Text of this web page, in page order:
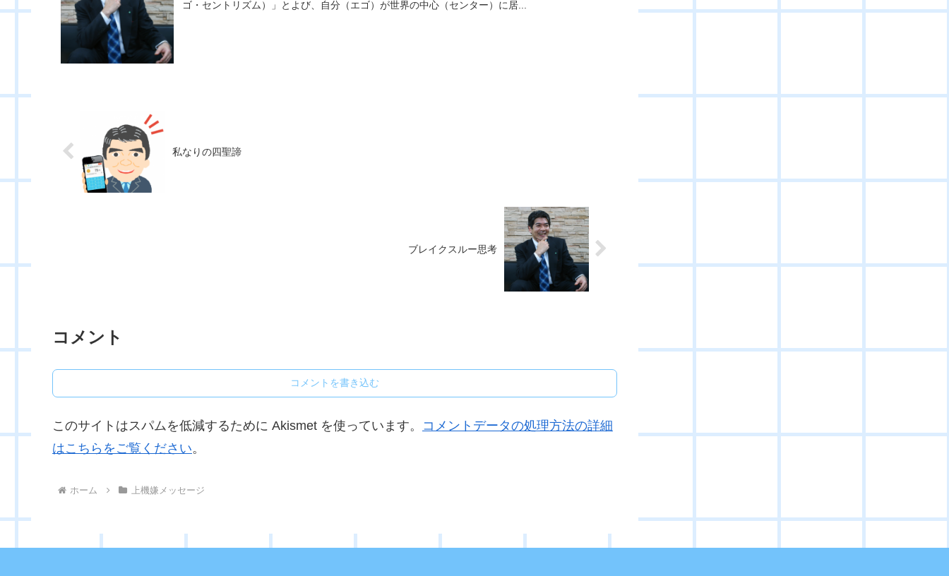
ゴ・セントリズム）」とよび、自分（エゴ）が世界の中心（センター）に居...
私なりの四聖諦
ブレイクスルー思考
コメント
コメントを書き込む
このサイトはスパムを低減するために Akismet を使っています。 コメントデータの処理方法の詳細
はこちらをご覧ください。
ホーム 上機嫌メッセージ